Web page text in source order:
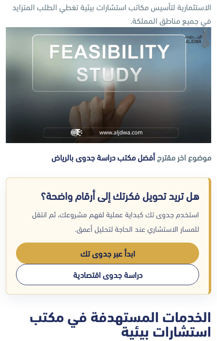
الاستثمارية لتأسيس مكاتب استشارات بيئية تغطي الطلب المتزايد
في جميع مناطق المملكة.
موضوع اخر مقترحأفضل مكتب دراسة جدوى بالرياض
هل تريد تحويل فكرتك إلى أرقام واضحة؟
استخدم جدوى تك كبداية عملية لفهم مشروعك، ثم انتقل
للمسار الاستشاري عند الحاجة لتحليل أعمق.
ابدأ عبر جدوى تك
دراسة جدوى اقتصادية
الخدمات المستهدفة في مكتب
استشارات بيئية